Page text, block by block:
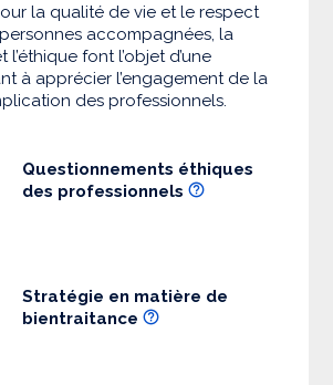
la qualité de vie et le respect
accompagnées, la
font l’objet d’une
à apprécier l’engagement de la
des professionnels.
Questionnements éthiques
des professionnels
Stratégie en matière de
bientraitance